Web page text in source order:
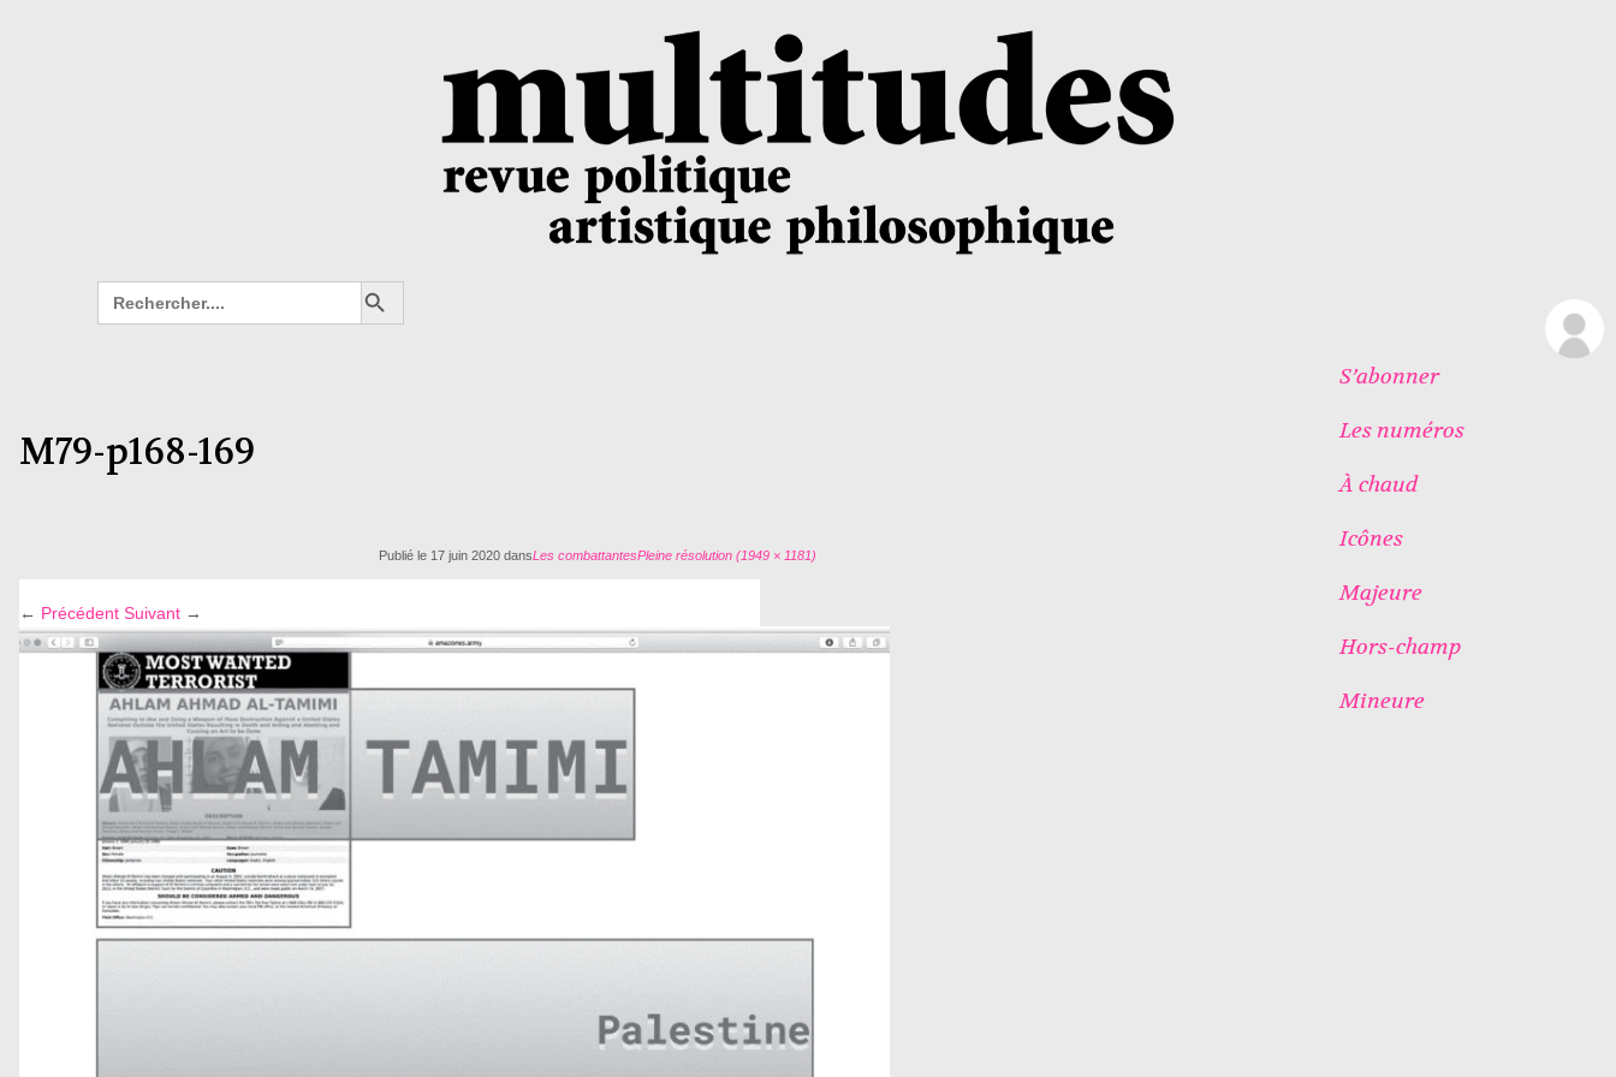
Search
for:
Search Button
S’abonner
Les numéros
À chaud
Icônes
Majeure
Hors-champ
Mineure
M79-p168-169
Publié le 17 juin 2020dansLes combattantesPleine résolution (1949 × 1181)
← Précédent Suivant →